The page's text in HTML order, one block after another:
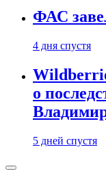
ФАС
4 дня спустя
о
5 дней спустя